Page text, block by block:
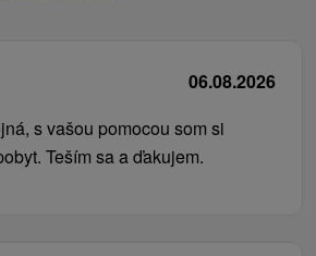
06.08.2026
s vašou pomocou som si
Teším sa a ďakujem.